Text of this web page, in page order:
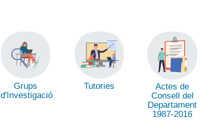
Grups
d'Investigació
Tutories
Actes de
Consell del
Departament
1987-2016